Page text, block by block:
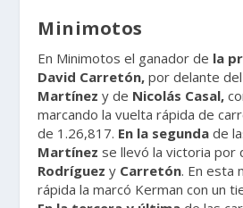
Minimotos
En Minimotos el ganador de la
David Carretón, por delante
Martínez y de Nicolás Casal,
marcando la vuelta rápida de
de 1.26,817. En la segunda de
Martínez se llevó la victoria por
Rodríguez y Carretón. En esta
rápida la marcó Kerman con un